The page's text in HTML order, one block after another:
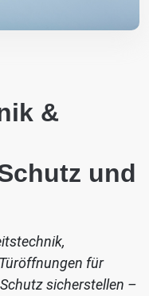
&
und
für
sicherstellen –